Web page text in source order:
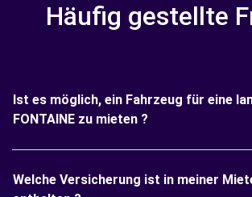
Häufig gestellte
Ist es möglich, ein Fahrzeug für eine
FONTAINE zu mieten ?
Welche Versicherung ist in meiner